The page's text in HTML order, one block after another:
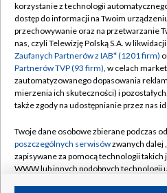
Abonament TVP
Emisja w TVP
Centrum informacji TVP
Naziemna Telewizja Cyfrowa
Rada Programowa
System NOS
Informacje o nadawcy
Polityka
Moje
korzystanie z technologii
dostęp do informacji na Twoim
przechowywanie oraz na przetwarzanie
nas, czyli Telewizję Polską S.A. w
Zaufanych Partnerów z IAB* (1201 firm)
Partnerów TVP (93 firm), w celach
zautomatyzowanego dopasowania
mierzenia ich skuteczności) i
także zgody na udostępnianie przez nas
Twoje dane osobowe zbierane podczas
poszczególnych serwisówzwanych dalej
zapisywane za pomocą technologii
WWW lub innych podobnych technologii